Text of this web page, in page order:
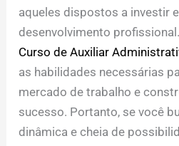
aqueles dispostos a investir
desenvolvimento
Curso de Auxiliar
as habilidades necessárias
mercado de trabalho e
sucesso. Portanto, se você
dinâmica e cheia de